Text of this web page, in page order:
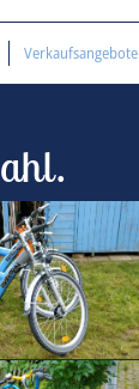
Verkaufsangebote
26"